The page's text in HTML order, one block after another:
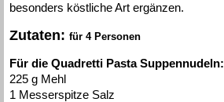
besonders köstliche Art ergänzen.
Zutaten: für 4 Personen
Für die Quadretti Pasta Suppennudeln:
225 g Mehl
1 Messerspitze Salz